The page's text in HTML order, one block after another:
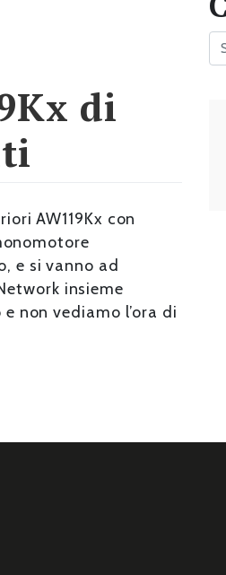
di
AW119Kx con
e si vanno ad
insieme
non vediamo l’ora di